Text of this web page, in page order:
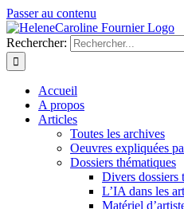
Passer au contenu
Rechercher:
Accueil
A propos
Articles
Toutes les archives
Oeuvres expliquées
Dossiers thématiques
Divers dossiers
L’IA dans les
Matériel